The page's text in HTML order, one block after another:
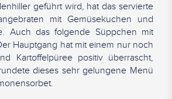
geführt wird, hat das servierte
mit Gemüsekuchen und
Auch das folgende Süppchen mit
Hauptgang hat mit einem nur noch
Kartoffelpüree positiv überrascht,
dieses sehr gelungene Menü